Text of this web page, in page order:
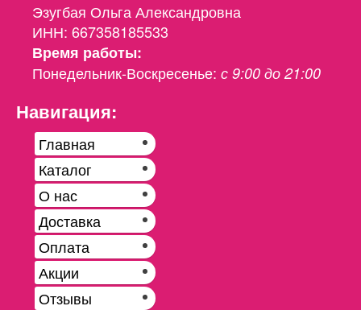
Эзугбая Ольга Александровна
ИНН: 667358185533
Время работы:
Понедельник-Воскресенье: с 9:00 до 21:00
Навигация:
Главная
Каталог
О нас
Доставка
Оплата
Акции
Отзывы